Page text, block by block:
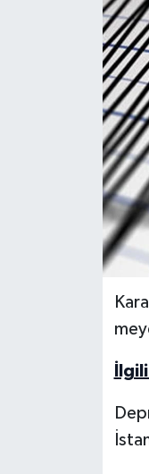
Sinema
Sivil Toplum
Siyaset
Yerel